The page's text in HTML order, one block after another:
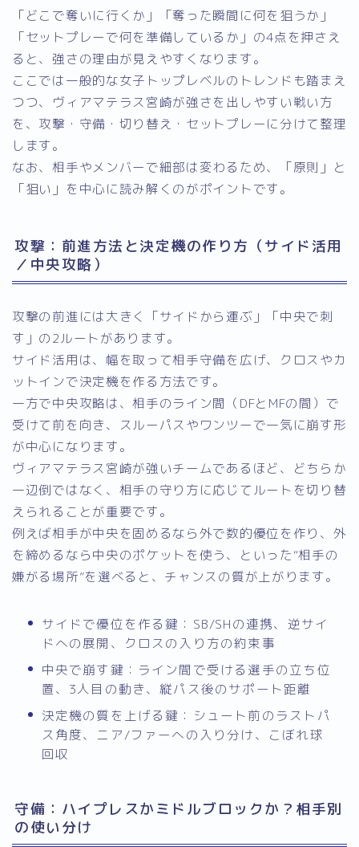
「どこで奪いに行くか」「奪った瞬間に何を狙うか」
「セットプレーで何を準備しているか」の4点を押さえ
ると、強さの理由が見えやすくなります。
ここでは一般的な女子トップレベルのトレンドも踏まえ
つつ、ヴィアマテラス宮崎が強さを出しやすい戦い方
を、攻撃・守備・切り替え・セットプレーに分けて整理
します。
なお、相手やメンバーで細部は変わるため、「原則」と
「狙い」を中心に読み解くのがポイントです。
攻撃：前進方法と決定機の作り方（サイド活用
／中央攻略）
攻撃の前進には大きく「サイドから運ぶ」「中央で刺
す」の2ルートがあります。
サイド活用は、幅を取って相手守備を広げ、クロスやカ
ットインで決定機を作る方法です。
一方で中央攻略は、相手のライン間（DFとMFの間）で
受けて前を向き、スルーパスやワンツーで一気に崩す形
が中心になります。
ヴィアマテラス宮崎が強いチームであるほど、どちらか
一辺倒ではなく、相手の守り方に応じてルートを切り替
えられることが重要です。
例えば相手が中央を固めるなら外で数的優位を作り、外
を締めるなら中央のポケットを使う、といった“相手の
嫌がる場所”を選べると、チャンスの質が上がります。
サイドで優位を作る鍵：SB/SHの連携、逆サイ
ドへの展開、クロスの入り方の約束事
中央で崩す鍵：ライン間で受ける選手の立ち位
置、3人目の動き、縦パス後のサポート距離
決定機の質を上げる鍵：シュート前のラストパ
ス角度、ニア/ファーへの入り分け、こぼれ球
回収
守備：ハイプレスかミドルブロックか？相手別
の使い分け